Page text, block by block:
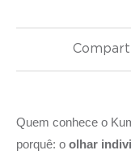
Quem conhece o
porquê: o olhar